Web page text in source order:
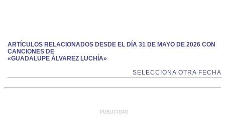
ARTÍCULOS RELACIONADOS DESDE EL DÍA 31 DE MAYO DE 2026 CON
CANCIONES DE
«GUADALUPE ÁLVAREZ LUCHÍA»
SELECCIONA OTRA FECHA
PUBLICIDAD